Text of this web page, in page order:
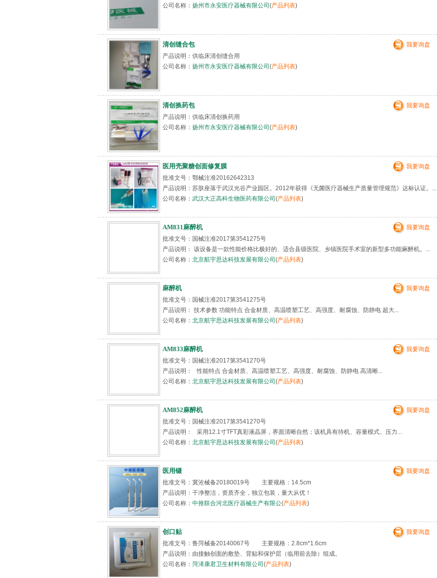
公司名称： 扬州市永安医疗器械有限公司 (产品列表)
清创缝合包
我要询盘
产品说明：供临床清创缝合用
公司名称： 扬州市永安医疗器械有限公司 (产品列表)
清创换药包
我要询盘
产品说明：供临床清创换药用
公司名称： 扬州市永安医疗器械有限公司 (产品列表)
医用壳聚糖创面修复膜
我要询盘
批准文号：鄂械注准20162642313
产品说明：苏肤座落于武汉光谷产业园区。2012年获得《无菌医疗器械生产质量管理规范》达标认证。...
公司名称： 武汉大正高科生物医药有限公司 (产品列表)
AM831麻醉机
我要询盘
批准文号：国械注准2017第3541275号
产品说明： 该设备是一款性能价格比极好的、适合县级医院、乡镇医院手术室的新型多功能麻醉机。...
公司名称： 北京航宇思达科技发展有限公司 (产品列表)
麻醉机
我要询盘
批准文号：国械注准2017第3541275号
产品说明： 技术参数 功能特点 合金材质、高温喷塑工艺、高强度、耐腐蚀、防静电 超大...
公司名称： 北京航宇思达科技发展有限公司 (产品列表)
AM833麻醉机
我要询盘
批准文号：国械注准2017第3541270号
产品说明： 性能特点 合金材质、高温喷塑工艺、高强度、耐腐蚀、防静电 高清晰...
公司名称： 北京航宇思达科技发展有限公司 (产品列表)
AM852麻醉机
我要询盘
批准文号：国械注准2017第3541270号
产品说明： 采用12.1寸TFT真彩液晶屏，界面清晰自然；该机具有待机、容量模式、压力...
公司名称： 北京航宇思达科技发展有限公司 (产品列表)
医用镊
我要询盘
批准文号：冀沧械备20180019号 主要规格：14.5cm
产品说明：干净整洁，资质齐全，独立包装，量大从优！
公司名称： 中推联合河北医疗器械生产有限公(产品列表)
创口贴
我要询盘
批准文号：鲁菏械备20140067号 主要规格：2.8cm*1.6cm
产品说明：由接触创面的敷垫、背贴和保护层（临用前去除）组成。
公司名称： 菏泽康君卫生材料有限公司 (产品列表)